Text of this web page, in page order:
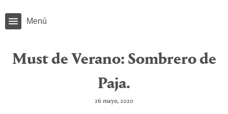
Menú
Must de Verano: Sombrero de
Paja.
26 mayo, 2020